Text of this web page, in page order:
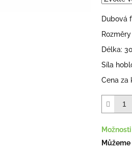
Dubová
Délka:
Síla
Cena za